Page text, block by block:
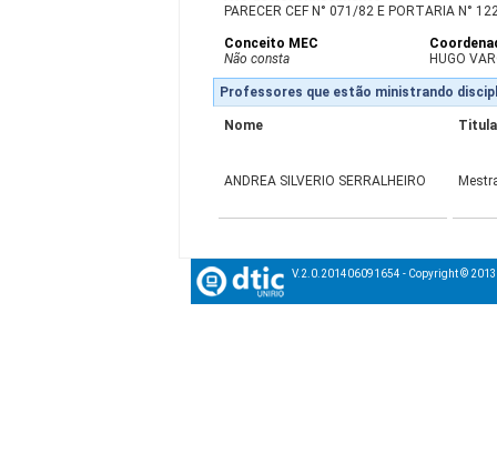
PARECER CEF N° 071/82 E PORTARIA N°
Conceito MEC
Não consta
HUGO
Professores que estão ministrando
Nome
ANDREA SILVERIO SERRALHEIRO
V.2.0.201406091654 - Copyright ©